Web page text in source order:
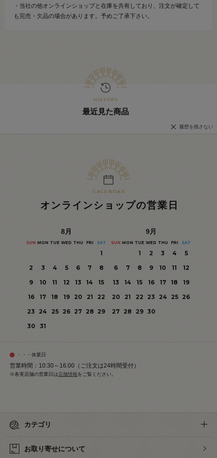
・当社の他オンラインショップと在庫を共有しており、注文が確定して
も完売・欠品の場合があります。予めご了承下さい。
最近見た商品
履歴を残さない
オンラインショップの営業日
8月
SUN MON TUE WED THU FRI SAT
1
2
3 4 5 6 7
8
9
10 11 12 13 14
15
16
17 18 19 20 21
22
23
24 25 26 27 28 29
30
31
9月
SUN MON TUE WED THU FRI SAT
1 2 3 4
5
6
7 8 9 10 11
12
13
14 15 16 17 18
19
20
21 22 23 24 25
26
27 28 29 30
・・・休業日
営業時間：10:30～16:00（ご注文は24時間受付）
※各実店舗の営業日は 店舗情報をご覧ください。
カテゴリ
お取り寄せについて